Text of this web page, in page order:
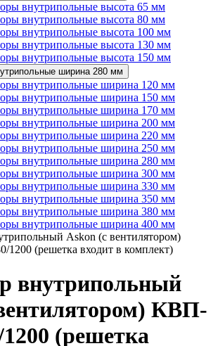
внутрипольные высота 65 мм
внутрипольные высота 80 мм
внутрипольные высота 100 мм
внутрипольные высота 130 мм
внутрипольные высота 150 мм
ширина 280 мм
внутрипольные ширина 120 мм
внутрипольные ширина 150 мм
внутрипольные ширина 170 мм
внутрипольные ширина 200 мм
внутрипольные ширина 220 мм
внутрипольные ширина 250 мм
внутрипольные ширина 280 мм
внутрипольные ширина 300 мм
внутрипольные ширина 330 мм
внутрипольные ширина 350 мм
внутрипольные ширина 380 мм
внутрипольные ширина 400 мм
Askon (с вентилятором)
(решетка входит в комплект)
внутрипольный
КВП-
(решетка